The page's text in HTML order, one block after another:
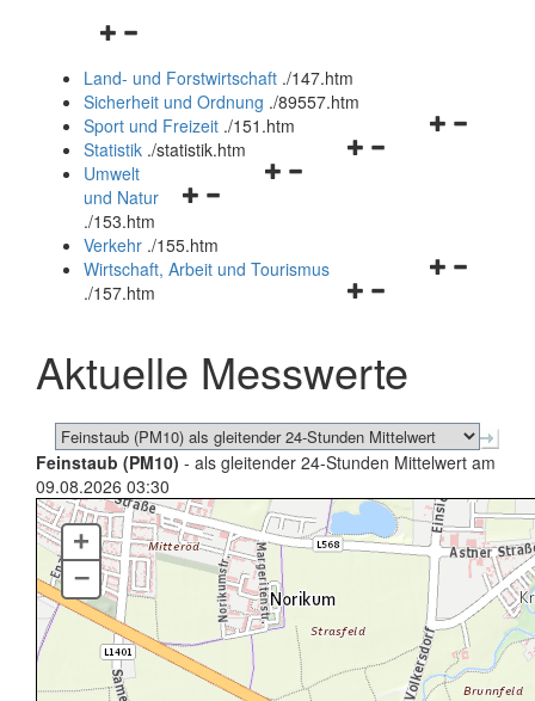
Navigationsmenü
und
schließen
Land- und Forstwirtschaft ./147.htm
Sicherheit und Ordnung ./89557.htm
Navigationsmenü
Sport und Freizeit ./151.htm
Navigationsmenü
Statistik ./statistik.htm
Navigationsmenü
und
schließen
Umwelt
und Natur
./153.htm
Verkehr ./155.htm
Navigationsmenü
schließen
Wirtschaft, Arbeit und Tourismus
./157.htm
Aktuelle Messwerte
Feinstaub (PM10) - als gleitender 24-Stunden Mittelwert am
09.08.2026 03:30
+
–